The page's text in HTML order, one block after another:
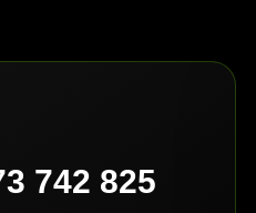
742 825